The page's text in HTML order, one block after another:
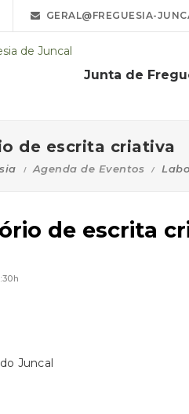
GERAL@FREGUESIA-
Junta de
de escrita criativa
Agenda de Eventos
de escrita
Juncal